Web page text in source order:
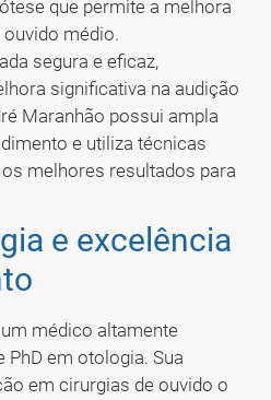
que permite a melhora
médio.
segura e eficaz,
significativa na audição
Maranhão possui ampla
e utiliza técnicas
melhores resultados para
e excelência
médico altamente
em otologia. Sua
em cirurgias de ouvido o